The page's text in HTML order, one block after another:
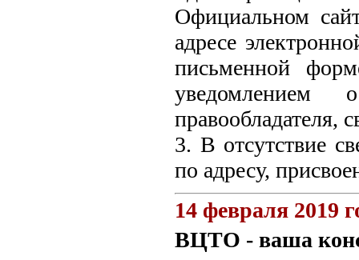
Официальном
адресе
письменной
правообладателя,
3. В отсутствие
по адресу,
14 февраля 2019
ВЦТО - ваша